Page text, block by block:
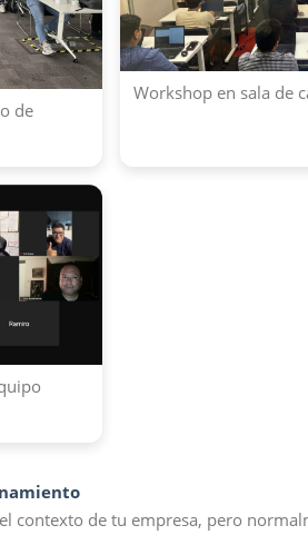
de
Workshop en sala de
contexto de tu empresa, pero